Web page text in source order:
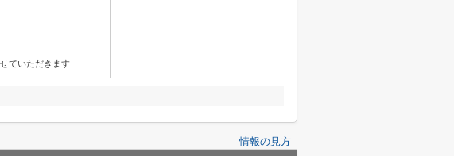
ていただきます
情報の見方